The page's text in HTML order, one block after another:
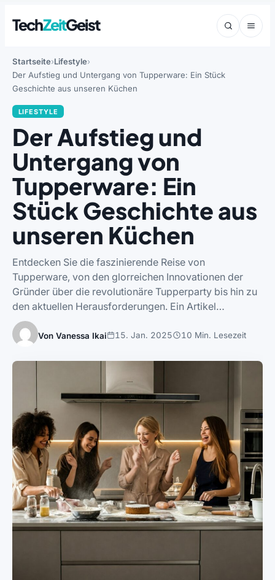
TechZeitGeist
Startseite Lifestyle
Der Aufstieg und Untergang von Tupperware: Ein Stück
Geschichte aus unseren Küchen
LIFESTYLE
Der Aufstieg und
Untergang von
Tupperware: Ein
Stück Geschichte aus
unseren Küchen
Entdecken Sie die faszinierende Reise von
Tupperware, von den glorreichen Innovationen der
Gründer über die revolutionäre Tupperparty bis hin zu
den aktuellen Herausforderungen. Ein Artikel…
Von Vanessa Ikai 15. Jan. 2025 10 Min. Lesezeit